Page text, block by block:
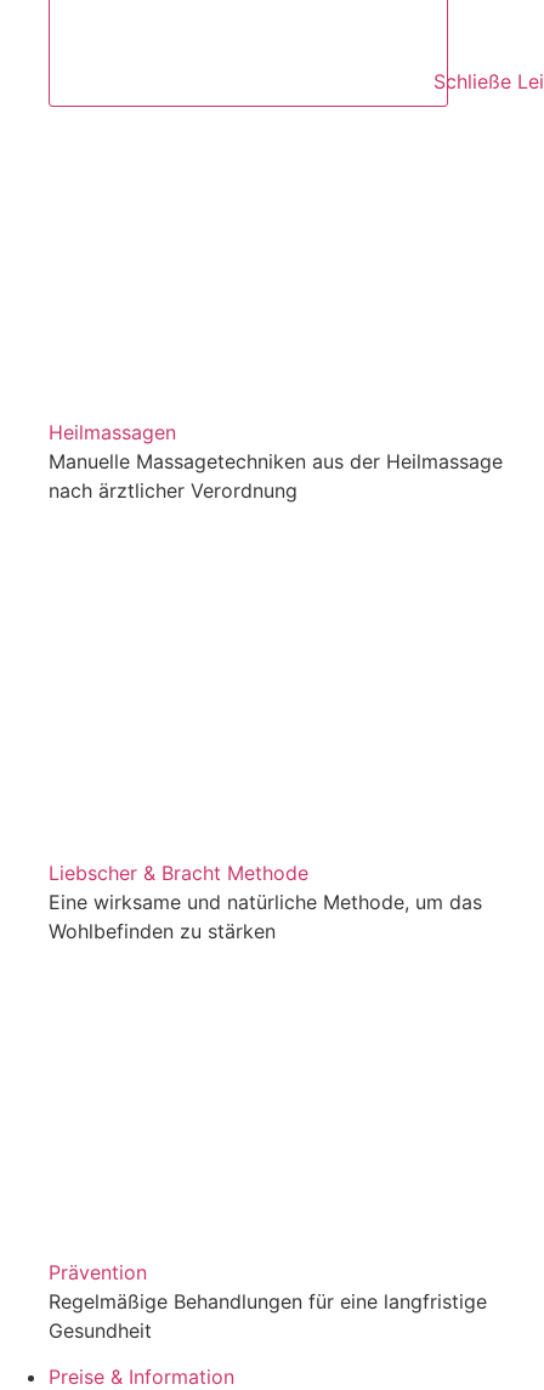
Schließe
Heilmassagen
Manuelle Massagetechniken aus der Heilmassage
nach ärztlicher Verordnung
Liebscher & Bracht Methode
Eine wirksame und natürliche Methode, um das
Wohlbefinden zu stärken
Prävention
Regelmäßige Behandlungen für eine langfristige
Gesundheit
Preise & Information